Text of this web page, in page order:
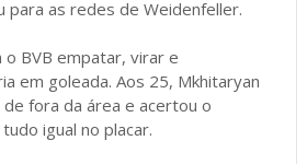
para as redes de Weidenfeller.
BVB empatar, virar e
em goleada. Aos 25, Mkhitaryan
fora da área e acertou o
igual no placar.